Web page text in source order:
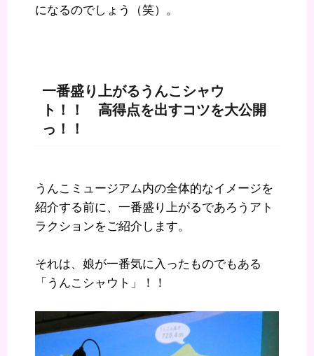
になるのでしょう（笑）。
一番盛り上がるうんこシャウ
ト！！ 高得点を出すコツを大公開
っ！！
うんこミュージアム内の全体的なイメージを
紹介する前に、一番盛り上がるであろうアト
ラクションをご紹介します。
それは、娘が一番気に入ったものでもある
「うんこシャウト」！！